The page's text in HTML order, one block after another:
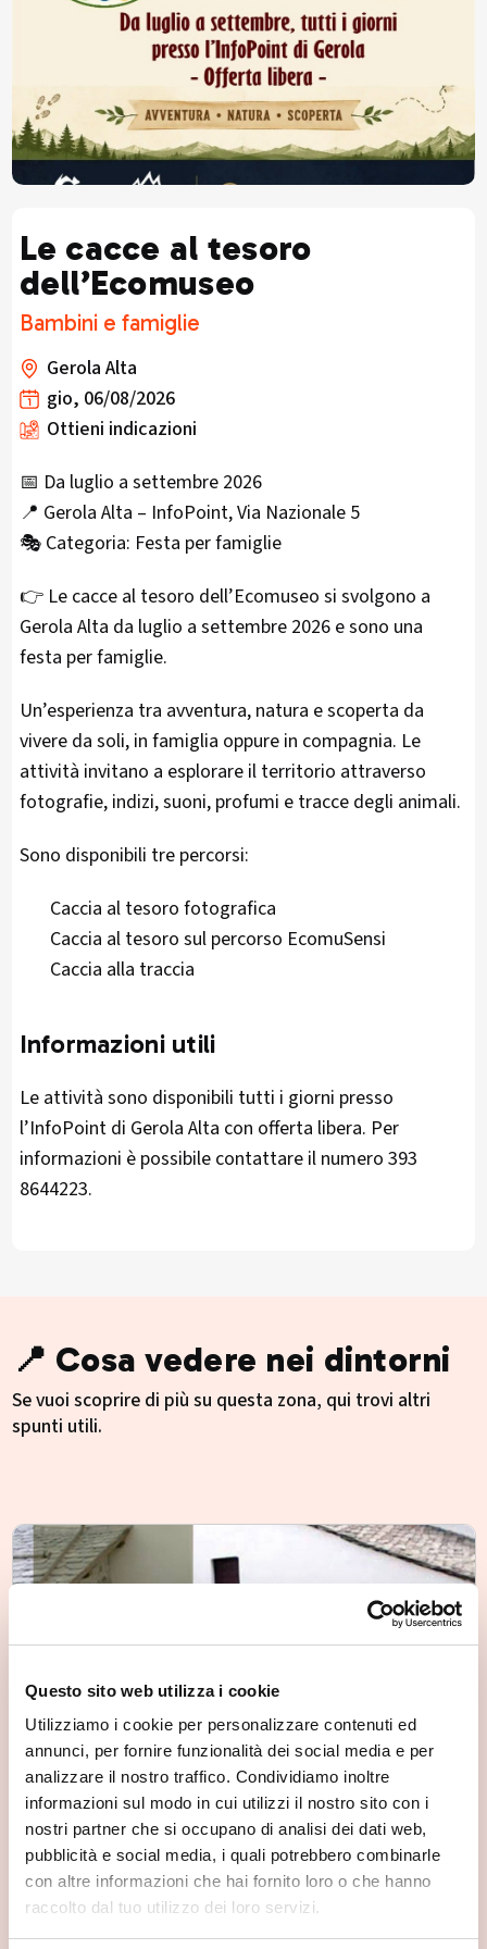
Questo sito web utilizza i cookie
Utilizziamo i cookie per personalizzare contenuti ed
annunci, per fornire funzionalità dei social media e per
analizzare il nostro traffico. Condividiamo inoltre
informazioni sul modo in cui utilizzi il nostro sito con i
nostri partner che si occupano di analisi dei dati web,
pubblicità e social media, i quali potrebbero combinarle
con altre informazioni che hai fornito loro o che hanno
raccolto dal tuo utilizzo dei loro servizi.
Le cacce al tesoro
dell’Ecomuseo
Bambini e famiglie
Gerola Alta
gio, 06/08/2026
Ottieni indicazioni
📅 Da luglio a settembre 2026
📍 Gerola Alta – InfoPoint, Via Nazionale 5
🎭 Categoria: Festa per famiglie
👉 Le cacce al tesoro dell’Ecomuseo si svolgono a
Gerola Alta da luglio a settembre 2026 e sono una
festa per famiglie.
Un’esperienza tra avventura, natura e scoperta da
vivere da soli, in famiglia oppure in compagnia. Le
attività invitano a esplorare il territorio attraverso
fotografie, indizi, suoni, profumi e tracce degli animali.
Sono disponibili tre percorsi:
Caccia al tesoro fotografica
Caccia al tesoro sul percorso EcomuSensi
Caccia alla traccia
Informazioni utili
Le attività sono disponibili tutti i giorni presso
l’InfoPoint di Gerola Alta con offerta libera. Per
informazioni è possibile contattare il numero 393
8644223.
📍 Cosa vedere nei dintorni
Se vuoi scoprire di più su questa zona, qui trovi altri
spunti utili.
La casa del tempo
Gerola Alta